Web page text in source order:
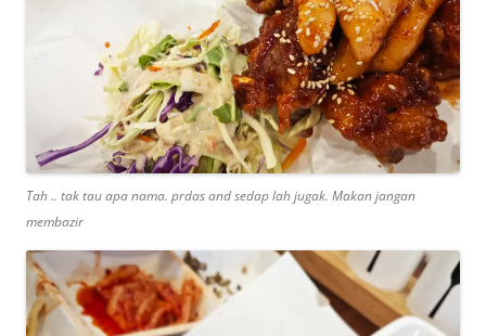
Tah .. tak tau apa nama. prdas and sedap lah jugak. Makan jangan
membazir